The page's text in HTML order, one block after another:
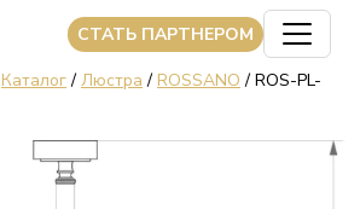
CТАТЬ ПАРТНЕРОМ
Каталог/ Люстра / ROSSANO / ROS-PL-